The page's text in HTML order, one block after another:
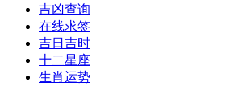
吉凶查询
在线求签
吉日吉时
十二星座
生肖运势